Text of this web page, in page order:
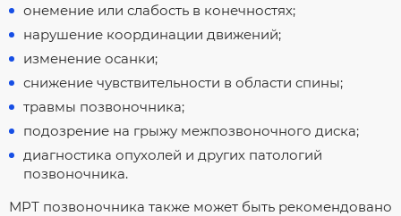
онемение или слабость в конечностях;
нарушение координации движений;
изменение осанки;
снижение чувствительности в области спины;
травмы позвоночника;
подозрение на грыжу межпозвоночного диска;
диагностика опухолей и других патологий
позвоночника.
МРТ позвоночника также может быть рекомендовано